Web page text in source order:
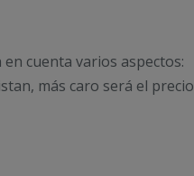
cuenta varios aspectos:
más caro será el precio